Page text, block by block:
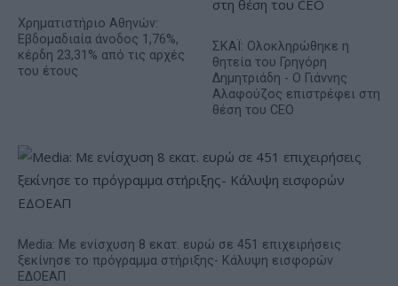
Χρηματιστήριο Αθηνών:
Εβδομαδιαία άνοδος 1,76%,
κέρδη 23,31% από τις αρχές
του έτους
ΣΚΑΪ: Ολοκληρώθηκε η
θητεία του Γρηγόρη
Δημητριάδη - Ο Γιάννης
Αλαφούζος επιστρέφει στη
θέση του CEO
Media: Με ενίσχυση 8 εκατ. ευρώ σε 451 επιχειρήσεις
ξεκίνησε το πρόγραμμα στήριξης- Κάλυψη εισφορών
ΕΔΟΕΑΠ